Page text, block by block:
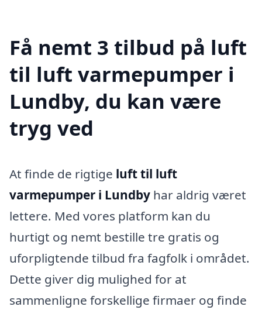
Få nemt 3 tilbud på luft
til luft varmepumper i
Lundby, du kan være
tryg ved
At finde de rigtige luft til luft
varmepumper i Lundby har aldrig været
lettere. Med vores platform kan du
hurtigt og nemt bestille tre gratis og
uforpligtende tilbud fra fagfolk i området.
Dette giver dig mulighed for at
sammenligne forskellige firmaer og finde